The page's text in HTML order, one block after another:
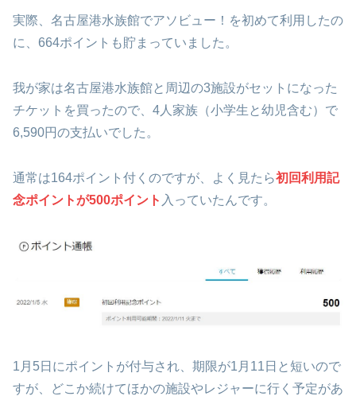
実際、名古屋港水族館でアソビュー！を初めて利用したの
に、664ポイントも貯まっていました。
我が家は名古屋港水族館と周辺の3施設がセットになった
チケットを買ったので、4人家族（小学生と幼児含む）で
6,590円の支払いでした。
通常は164ポイント付くのですが、よく見たら初回利用記
念ポイントが500ポイント 入っていたんです。
1月5日にポイントが付与され、期限が1月11日と短いので
すが、どこか続けてほかの施設やレジャーに行く予定があ